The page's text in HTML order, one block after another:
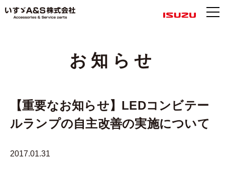
お知らせ
【重要なお知らせ】LEDコンビテー
ルランプの自主改善の実施について
2017.01.31